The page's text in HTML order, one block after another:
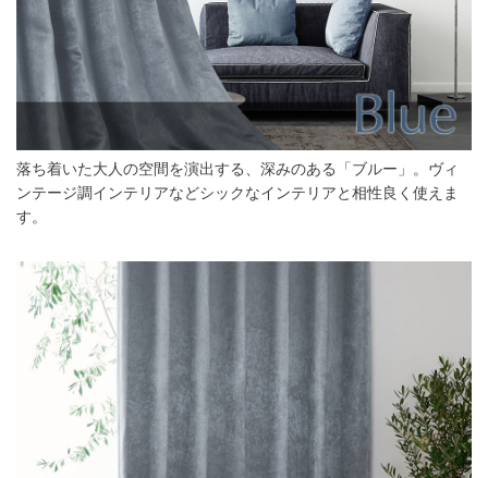
落ち着いた大人の空間を演出する、深みのある「ブルー」。ヴィ
ンテージ調インテリアなどシックなインテリアと相性良く使えま
す。